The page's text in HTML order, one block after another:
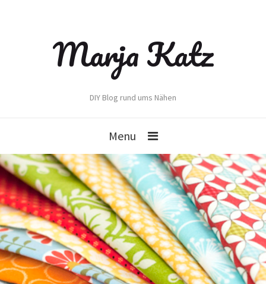
Marja Katz
DIY Blog rund ums Nähen
Menu